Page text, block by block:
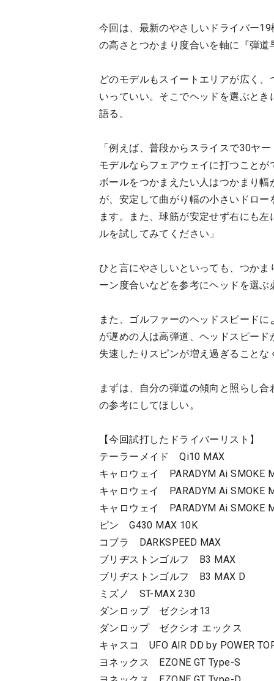
今回は、最新のやさしいドライバー
の高さとつかまり度合いを軸に『弾
どのモデルもスイートエリアが広く
いっていい。そこでヘッドを選ぶと
語る。
「例えば、普段からスライスで30ヤ
モデルならフェアウェイに打つこと
ボールをつかまえたい人はつかまり
が、安定して曲がり幅の小さいドロ
ます。また、球筋が安定せず右にも
ルを試してみてください」
ひと言にやさしいといっても、つか
ーン度合いなどを参考にヘッドを選ぶ
また、ゴルファーのヘッドスピード
が遅めの人は高弾道、ヘッドスピー
失速したりスピンが増え過ぎること
まずは、自分の弾道の傾向と照らし
の参考にしてほしい。
【今回試打したドライバーリスト】
テーラーメイド Qi10 MAX
キャロウェイ PARADYM Ai SMOKE
キャロウェイ PARADYM Ai SMOKE
キャロウェイ PARADYM Ai SMOKE
ピン G430 MAX 10K
コブラ DARKSPEED MAX
ブリヂストンゴルフ B3 MAX
ブリヂストンゴルフ B3 MAX D
ミズノ ST-MAX 230
ダンロップ ゼクシオ13
ダンロップ ゼクシオ エックス
キャスコ UFO AIR DD by POWER
ヨネックス EZONE GT Type-S